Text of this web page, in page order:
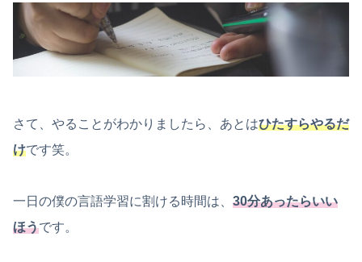
さて、やることがわかりましたら、あとはひたすらやるだ
けです笑。
一日の僕の言語学習に割ける時間は、 30分あったらいい
ほうです。